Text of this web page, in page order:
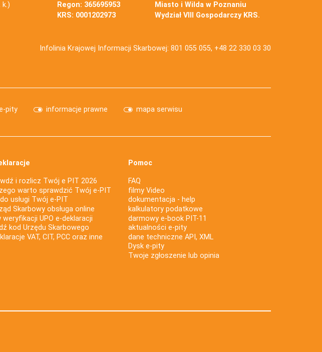
k.)
Regon: 365695953
KRS: 0001202973
Miasto i Wilda w Poznaniu
Wydział VIII Gospodarczy KRS.
Infolinia Krajowej Informacji Skarbowej: 801 055 055, +48 22 330 03 30
pity informacje prawne mapa serwisu
i rozlicz Twój e PIT 2026
warto sprawdzić Twój e-PIT
do usługi Twój e-PIT
Skarbowy obsługa online
weryfikacji UPO e-deklaracji
kod Urzędu Skarbowego
VAT, CIT, PCC oraz inne
Pomoc
FAQ
filmy Video
dokumentacja - help
kalkulatory podatkowe
darmowy e-book PIT-11
aktualności e-pity
dane techniczne API, XML
Dysk e-pity
Twoje zgłoszenie lub opinia